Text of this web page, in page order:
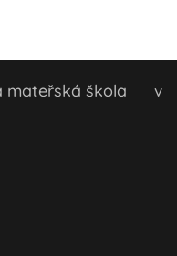
mateřská škola v